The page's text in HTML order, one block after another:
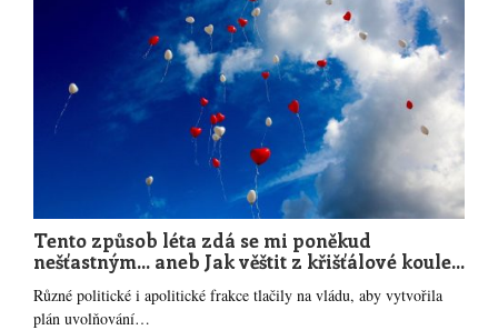
Tento způsob léta zdá se mi poněkud
nešťastným... aneb Jak věštit z křišťálové koule...
Různé politické i apolitické frakce tlačily na vládu, aby vytvořila
plán uvolňování…